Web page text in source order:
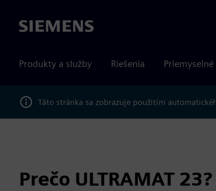
Siemens
Produkty a služby Riešenia
Táto stránka sa zobrazuje použitím
Prečo ULTRAMAT 23?